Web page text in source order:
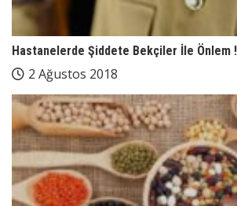
Hastanelerde Şiddete Bekçiler İle Önlem !
2 Ağustos 2018